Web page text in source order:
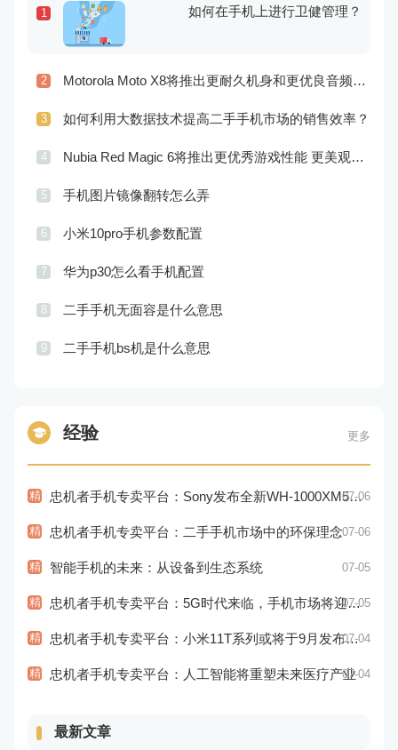
1 如何在手机上进行卫健管理？
2 Motorola Moto X8将推出更耐久机身和更优良音频效果
3 如何利用大数据技术提高二手手机市场的销售效率？
4 Nubia Red Magic 6将推出更优秀游戏性能 更美观的外观设计
5 手机图片镜像翻转怎么弄
6 小米10pro手机参数配置
7 华为p30怎么看手机配置
8 二手手机无面容是什么意思
9 二手手机bs机是什么意思
经验 更多
精 忠机者手机专卖平台：Sony发布全新WH-1000XM5耳机，搭载更多电池和多项创新功能07-06
精 忠机者手机专卖平台：二手手机市场中的环保理念07-06
精 智能手机的未来：从设备到生态系统 07-05
精 忠机者手机专卖平台：5G时代来临，手机市场将迎来新变革07-05
精 忠机者手机专卖平台：小米11T系列或将于9月发布，其中包括一款Pro版本07-04
精 忠机者手机专卖平台：人工智能将重塑未来医疗产业07-04
最新文章